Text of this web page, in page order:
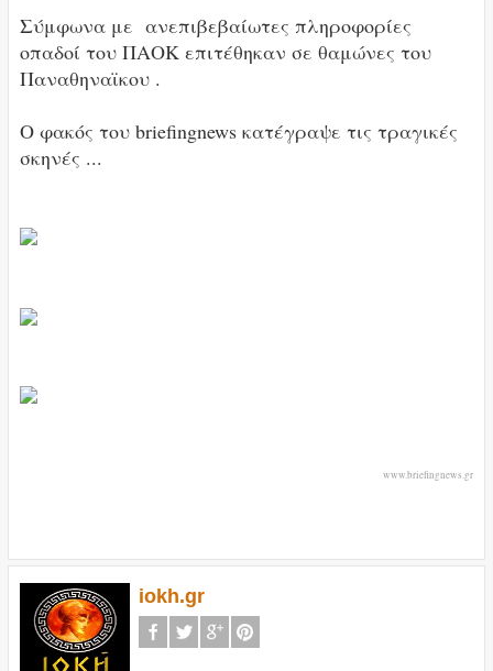
Σύμφωνα με ανεπιβεβαίωτες πληροφορίες
οπαδοί του ΠΑΟΚ επιτέθηκαν σε θαμώνες του
Παναθηναϊκου .
Ο φακός του briefingnews κατέγραψε τις τραγικές
σκηνές ...
www.briefingnews.gr
iokh.gr